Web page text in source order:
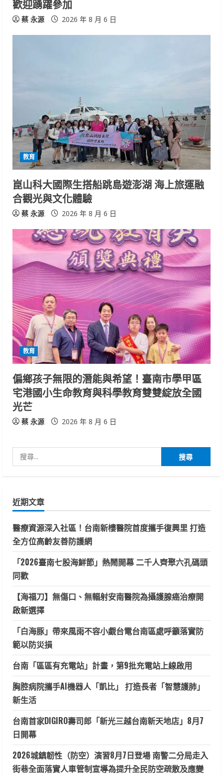
歡迎踴躍參加
蔡 永源 2026 年 8 月 6 日
教育
崑山科大國際生搭船跳島遊澎湖 海上旅運融
合觀光與文化體驗
蔡 永源 2026 年 8 月 6 日
教育
偏鄉孩子無限的潛能與希望！臺南市學甲區
宅港國小生命教育與科學教育雙雙綻放全國
光芒
蔡 永源 2026 年 8 月 6 日
尋
字:
近期文章
醫療資源深入社區！台南新樓醫院首度攜手復興里 打造
全方位高齡友善防護網
「2026臺南七股海鮮節」熱鬧開幕 二千人齊聚六孔碼頭
同歡
【海福刀】無傷口、無輻射安南醫院為攝護腺癌治療開
啟新選擇
「白海豚」帶來風雨不容小覷台電台南區處呼籲落實防
範以防災損
台南「區區有充電站」計畫，第9批充電站上線啟用
胸腔病院攜手AI機器人「凱比」 打造長者「智慧護肺」
新生活
台南首家DIGIRO壽司郎「新光三越台南新天地店」8月7
日開幕
2026城鎮韌性（防空）演習8月7日登場 南警二分局走入
街巷全面落實人車管制宣導為提升全民防空疏散及應變